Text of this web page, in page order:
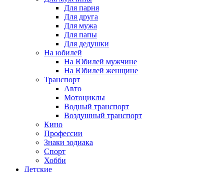
Для парня
Для друга
Для мужа
Для папы
Для дедушки
На юбилей
На Юбилей мужчине
На Юбилей женщине
Транспорт
Авто
Мотоциклы
Водный транспорт
Воздушный транспорт
Кино
Профессии
Знаки зодиака
Спорт
Хобби
Детские